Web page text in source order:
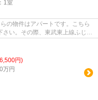
1室
の物件はアパートです。こちら
い。その際、東武東上線ふじみ
円)
万円